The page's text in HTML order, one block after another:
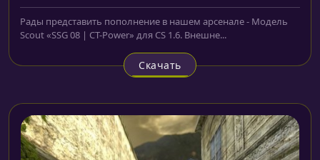
Рады представить пополнение в нашем арсенале - Модель
Scout «SSG 08 | CT-Power» для CS 1.6. Внешне...
Скачать